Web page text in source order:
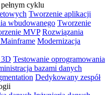
cyklu
Tworzenie aplikacji
wbudowanego Tworzenie
MVP Rozwiązania
Modernizacja
Testowanie oprogramowania
bazami danych
Dedykowany zespół